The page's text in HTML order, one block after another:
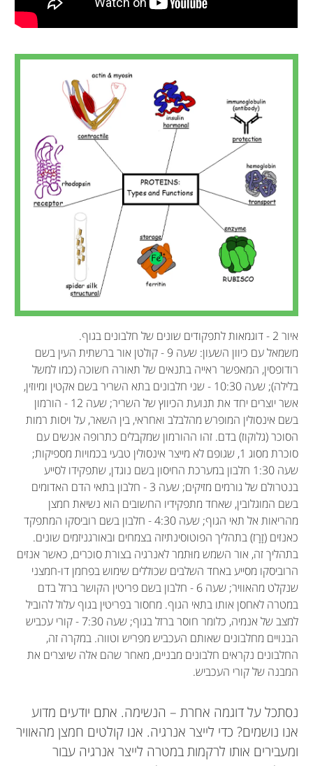
איור 2 - דוגמאות לתפקודים שונים של חלבונים בגוף.
משמאל עם כיוון השעון: שעה 9 - קולטן אור ברשתית העין בשם
רודופסין, המאפשר ראייה בתנאים של תאורה חשוכה (כמו למשל
בלילה); שעה 10:30 - שני חלבונים בתא השריר בשם אקטין ומיוזין,
אשר יוצרים יחד את תנועת הכיווץ של השריר; שעה 12 - הורמון
בשם אינסולין המופרש מהלבלב ואחראי, בין השאר, על ויסות רמות
הסוכר (גלוקוז) בדם. זהו ההורמון שמקבלים כתרופה אנשים עם
סוכרת מסוג 1, שגופם לא מייצר אינסולין טבעי בכמויות מספיקות;
שעה 1:30 חלבון במערכת החיסון בשם נוגדן, שתפקידו לסייע
בנטרולם של גורמים מזיקים; שעה 3 - חלבון בתאי הדם האדומים
בשם המוגלובין, שאחד מתפקידיו החשובים הוא נשיאת חמצן
מהריאות אל תאי הגוף; שעה 4:30 - חלבון בשם רוביסקו המתפקד
כאנזים (זָרָז) בתהליך הפוטוסינתיזה בצמחים ובאורגניזמים שונים.
בתהליך זה, אור השמש מוּתמר לאנרגיה בצורת סוכרים, כאשר אנזים
הרוביסקו מסייע באחד השלבים שכוללים שימוש בפחמן דו-חמצני
שנקלט מהאוויר; שעה 6 - חלבון בשם פריטין הקושר ברזל בדם
במטרה לאחסן אותו בתאי הגוף. מחסור בפריטין בגוף עלול להוביל
למצב של אנמיה, כלומר חוסר ברזל בגוף; שעה 7:30 - קורי עכביש
הבנויים מחלבונים שאותם העכביש מפריש וטווה. במקרה זה,
החלבונים נקראים חלבונים מבניים, מאחר שהם אלה שיוצרים את
המבנה של קורי העכביש.
נסתכל על דוגמה אחרת – הנשימה. אתם יודעים מדוע
אנו נושמים? כדי לייצר אנרגיה. אנו קולטים חמצן מהאוויר
ומעבירים אותו לרקמות במטרה לייצר אנרגיה עבור